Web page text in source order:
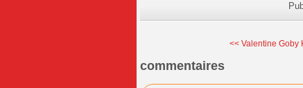
<< Valentine Goby
commentaires